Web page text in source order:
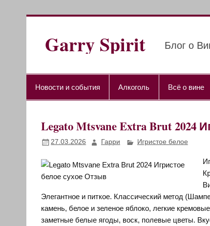
Перейти
Garry Spirit Блог о
Новости и события Алкоголь Всё о вине
Legato Mtsvane Extra Brut
27.03.2026 Гарри Игристое белое
Элегантное и питкое. Классический метод
камень, белое и зеленое яблоко, легкие
заметные белые ягоды, воск, полевые цветы.